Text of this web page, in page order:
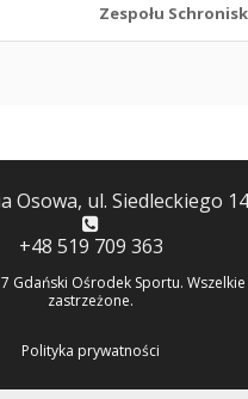
Zespołu
Osowa, ul. Siedleckiego
+48 519 709 363
Gdański Ośrodek Sportu.
zastrzeżone.
Polityka prywatności